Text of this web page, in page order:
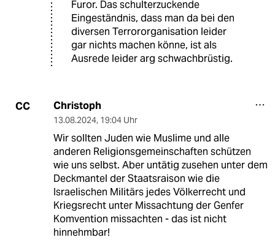
Furor. Das schulterzuckende
Eingeständnis, dass man da bei den
diversen Terrororganisation leider
gar nichts machen könne, ist als
Ausrede leider arg schwachbrüstig.
CC Christoph
13.08.2024, 19:04 Uhr
Wir sollten Juden wie Muslime und alle
anderen Religionsgemeinschaften schützen
wie uns selbst. Aber untätig zusehen unter dem
Deckmantel der Staatsraison wie die
Israelischen Militärs jedes Völkerrecht und
Kriegsrecht unter Missachtung der Genfer
Komvention missachten - das ist nicht
hinnehmbar!